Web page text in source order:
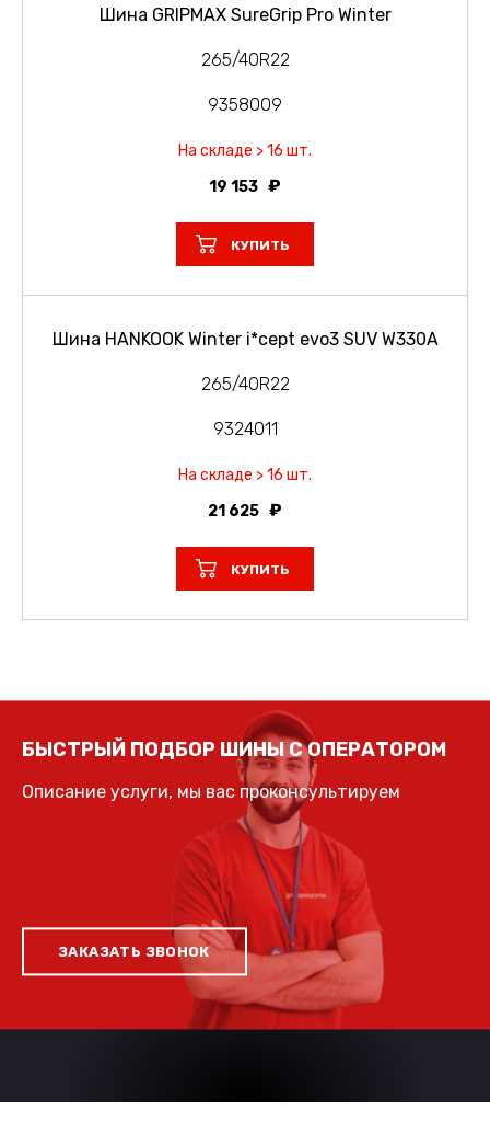
Шина GRIPMAX SureGrip Pro Winter
265/40R22
9358009
На складе > 16 шт.
19 153
КУПИТЬ
Шина HANKOOK Winter i*cept evo3 SUV W330A
265/40R22
9324011
На складе > 16 шт.
21 625
КУПИТЬ
БЫСТРЫЙ ПОДБОР ШИНЫ С ОПЕРАТОРОМ
Описание услуги, мы вас проконсультируем
ЗАКАЗАТЬ ЗВОНОК